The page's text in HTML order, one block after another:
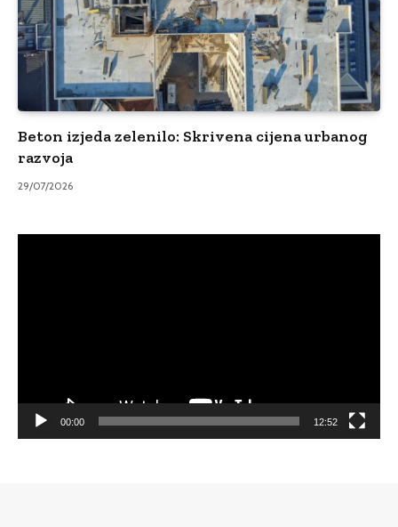
Beton izjeda zelenilo: Skrivena cijena urbanog
razvoja
29/07/2026
00:00 12:52